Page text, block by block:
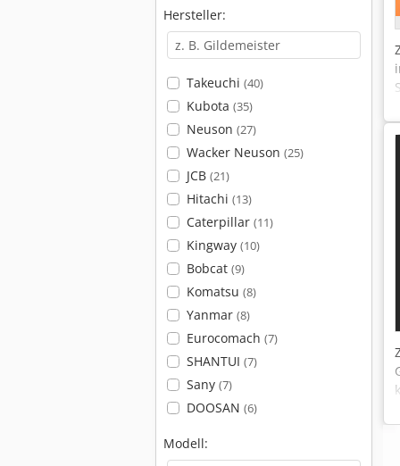
Hersteller:
Takeuchi (40)
Kubota (35)
Neuson (27)
Wacker Neuson (25)
JCB (21)
Hitachi (13)
Caterpillar (11)
Kingway (10)
Bobcat (9)
Komatsu (8)
Yanmar (8)
Eurocomach (7)
SHANTUI (7)
Sany (7)
DOOSAN (6)
Modell: